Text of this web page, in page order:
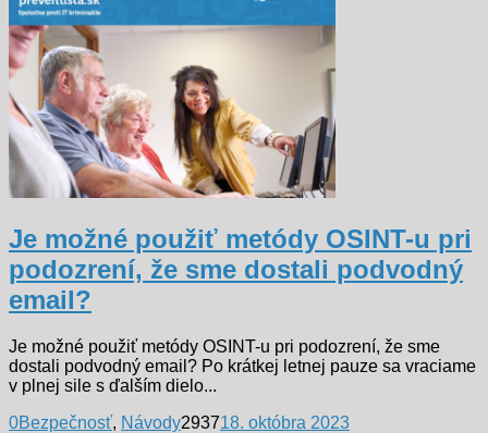
Je možné použiť metódy OSINT-u pri
podozrení, že sme dostali podvodný
email?
Je možné použiť metódy OSINT-u pri podozrení, že sme
dostali podvodný email? Po krátkej letnej pauze sa vraciame
v plnej sile s ďalším dielo...
0Bezpečnosť, Návody293718. októbra 2023